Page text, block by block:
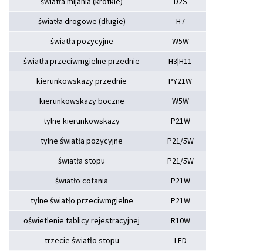
światła drogowe (długie)
H7
światła pozycyjne
W5W
światła przeciwmgielne przednie
H3|H11
kierunkowskazy przednie
PY21W
kierunkowskazy boczne
W5W
tylne kierunkowskazy
P21W
tylne światła pozycyjne
P21/5W
światła stopu
P21/5W
światło cofania
P21W
tylne światło przeciwmgielne
P21W
oświetlenie tablicy rejestracyjnej
R10W
trzecie światło stopu
LED